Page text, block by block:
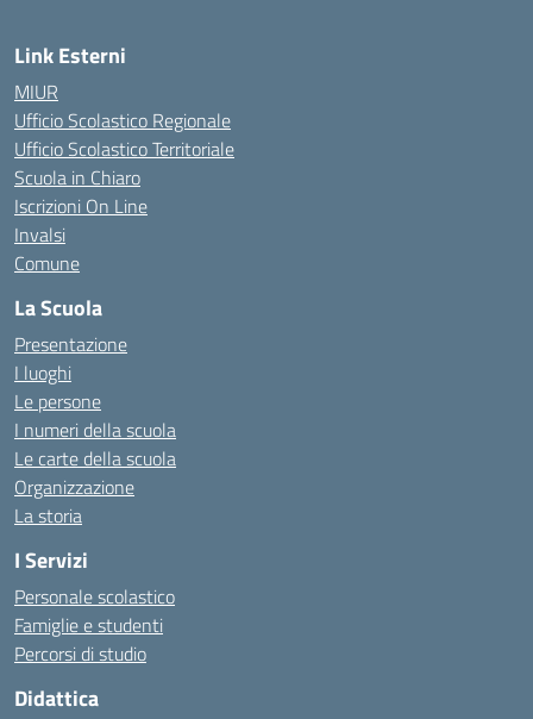
Link Esterni
MIUR
Ufficio Scolastico Regionale
Ufficio Scolastico Territoriale
Scuola in Chiaro
Iscrizioni On Line
Invalsi
Comune
La Scuola
Presentazione
I luoghi
Le persone
I numeri della scuola
Le carte della scuola
Organizzazione
La storia
I Servizi
Personale scolastico
Famiglie e studenti
Percorsi di studio
Didattica